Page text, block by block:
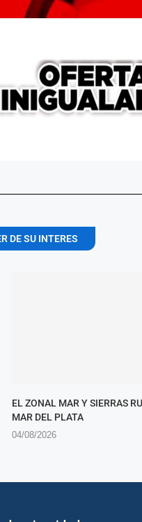
DE SU INTERES
EL ZONAL MAR Y SIERRAS
MAR DEL PLATA
04/08/2026